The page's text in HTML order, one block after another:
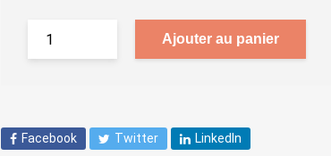
Ajouter au panier
Facebook Twitter LinkedIn